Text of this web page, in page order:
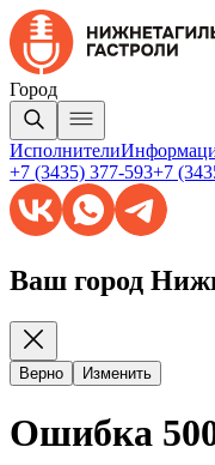
Город
Исполнители
+7 (3435) 377-593+7
Ваш город
Верно Изменить
Ошибка